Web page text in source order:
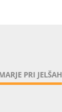
PRI JELŠAH